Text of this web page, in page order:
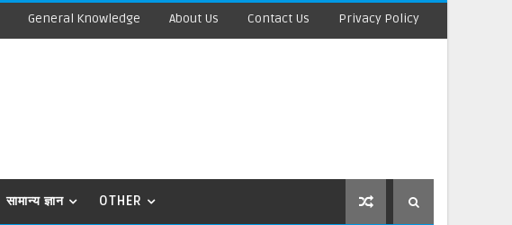
General Knowledge About Us Contact Us Privacy Policy
सामान्य ज्ञान OTHER